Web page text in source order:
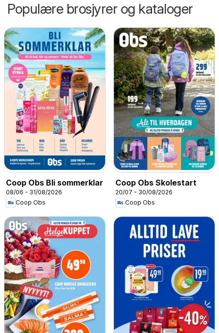
Populære brosjyrer og kataloger
Coop Obs Bli sommerklar
08/06 - 31/08/2026
Coop Obs
Coop Obs Skolestart
20/07 - 30/08/2026
Coop Obs